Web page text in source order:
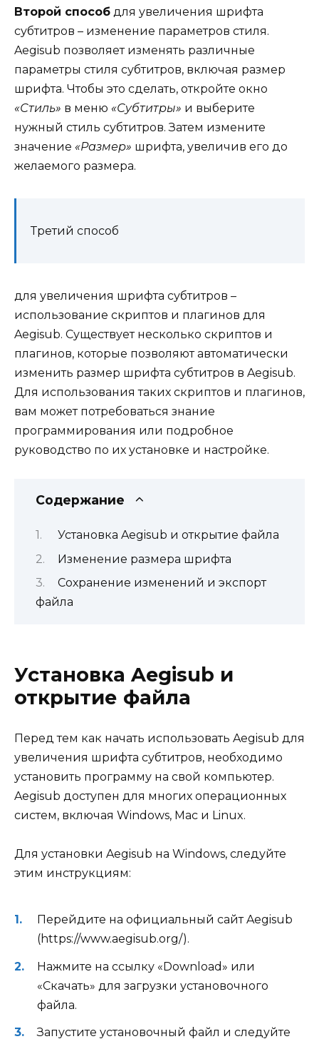
Второй способ для увеличения шрифта
субтитров – изменение параметров стиля.
Aegisub позволяет изменять различные
параметры стиля субтитров, включая размер
шрифта. Чтобы это сделать, откройте окно
«Стиль» в меню «Субтитры» и выберите
нужный стиль субтитров. Затем измените
значение «Размер» шрифта, увеличив его до
желаемого размера.
Третий способ
для увеличения шрифта субтитров –
использование скриптов и плагинов для
Aegisub. Существует несколько скриптов и
плагинов, которые позволяют автоматически
изменить размер шрифта субтитров в Aegisub.
Для использования таких скриптов и плагинов,
вам может потребоваться знание
программирования или подробное
руководство по их установке и настройке.
Содержание
Установка Aegisub и открытие файла
Изменение размера шрифта
Сохранение изменений и экспорт
файла
Установка Aegisub и
открытие файла
Перед тем как начать использовать Aegisub для
увеличения шрифта субтитров, необходимо
установить программу на свой компьютер.
Aegisub доступен для многих операционных
систем, включая Windows, Mac и Linux.
Для установки Aegisub на Windows, следуйте
этим инструкциям:
Перейдите на официальный сайт Aegisub
(https://www.aegisub.org/).
Нажмите на ссылку «Download» или
«Скачать» для загрузки установочного
файла.
Запустите установочный файл и следуйте